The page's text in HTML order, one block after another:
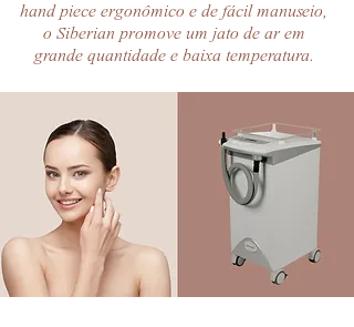
hand piece ergonômico e de fácil manuseio,
o Siberian promove um jato de ar em
grande quantidade e baixa temperatura.